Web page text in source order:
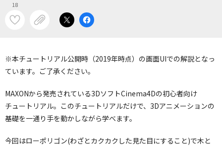
18
※本チュートリアル公開時（2019年時点）の画面UIでの解説となっ
ています。ご了承ください。
MAXONから発売されている3DソフトCinema4Dの初心者向け
チュートリアル。このチュートリアルだけで、3Dアニメーションの
基礎を一通り手を動かしながら学べます。
今回はローポリゴン(わざとカクカクした見た目にすること)で木と